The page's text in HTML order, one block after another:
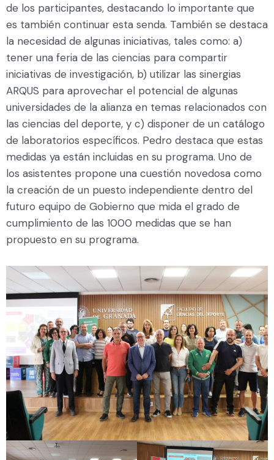
de los participantes, destacando lo importante que
es también continuar esta senda. También se destaca
la necesidad de algunas iniciativas, tales como: a)
tener una feria de las ciencias para compartir
iniciativas de investigación, b) utilizar las sinergias
ARQUS para aprovechar el potencial de algunas
universidades de la alianza en temas relacionados con
las ciencias del deporte, y c) disponer de un catálogo
de laboratorios específicos. Pedro destaca que estas
medidas ya están incluidas en su programa. Uno de
los asistentes propone una cuestión novedosa como
la creación de un puesto independiente dentro del
futuro equipo de Gobierno que mida el grado de
cumplimiento de las 1000 medidas que se han
propuesto en su programa.